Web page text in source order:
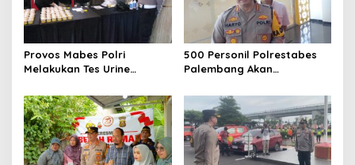
Provos Mabes Polri
Melakukan Tes Urine
Mapolrestabes Palembang
500 Personil Polrestabes
Palembang Akan
Fals di Jakabaring